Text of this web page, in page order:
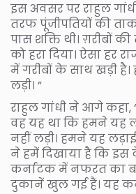
इस अवसर पर राहुल
तरफ पूंजीपतियों की
पास शक्ति थी। ग़रीबों
को हरा दिया। ऐसा हर
में गरीबों के साथ खड़ी है।
लड़ी। ”
राहुल गांधी ने आगे
वह यह था कि हमने यह
नहीं लड़ी। हमने यह
ने हमें दिखाया है कि इस
कर्नाटक में नफरत का
दुकानें खुल गई हैं। यह